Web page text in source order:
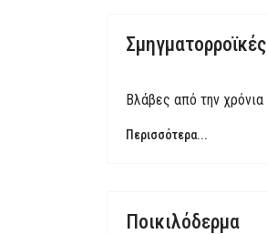
Βλάβες από την
Περισσότερα...
Ποικιλόδερμα